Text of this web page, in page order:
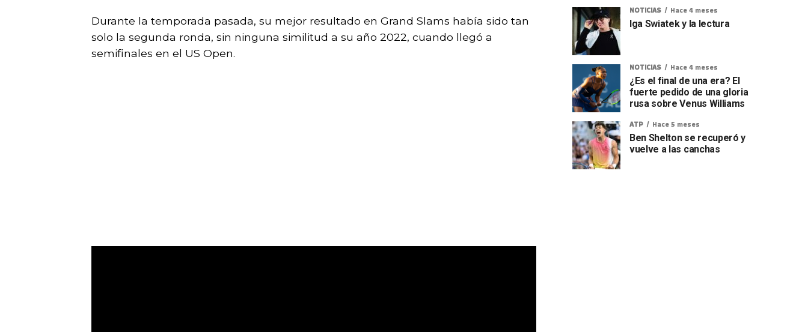
Durante la temporada pasada, su mejor resultado en Grand Slams había sido tan
solo la segunda ronda, sin ninguna similitud a su año 2022, cuando llegó a
semifinales en el US Open.
NOTICIAS Hace 4 meses
Iga Swiatek y la lectura
NOTICIAS Hace 4 meses
¿Es el final de una era? El
fuerte pedido de una gloria
rusa sobre Venus Williams
ATP Hace 5 meses
Ben Shelton se recuperó y
vuelve a las canchas